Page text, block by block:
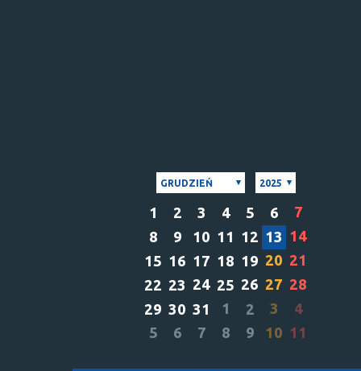
GRUDZIEŃ 2025
1 2 3 4 5 6
7
8
9 10 11 12 13 14
15 16 17 18 19 20 21
22 23 24 25 26 27 28
29 30 31 1 2 3
4
5
6 7 8 9 10 11